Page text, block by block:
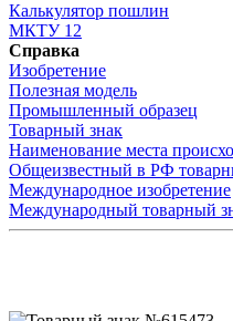
Калькулятор пошлин
МКТУ 12
Справка
Изобретение
Полезная модель
Промышленный образец
Товарный знак
Наименование места
Общеизвестный в РФ
Международное изобретение
Международный товарный